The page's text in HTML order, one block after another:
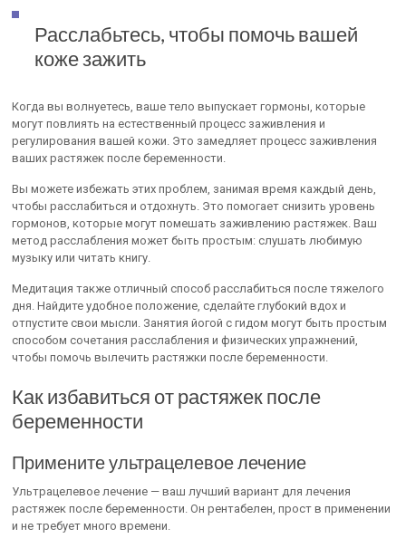
Расслабьтесь, чтобы помочь вашей
коже зажить
Когда вы волнуетесь, ваше тело выпускает гормоны, которые
могут повлиять на естественный процесс заживления и
регулирования вашей кожи. Это замедляет процесс заживления
ваших растяжек после беременности.
Вы можете избежать этих проблем, занимая время каждый день,
чтобы расслабиться и отдохнуть. Это помогает снизить уровень
гормонов, которые могут помешать заживлению растяжек. Ваш
метод расслабления может быть простым: слушать любимую
музыку или читать книгу.
Медитация также отличный способ расслабиться после тяжелого
дня. Найдите удобное положение, сделайте глубокий вдох и
отпустите свои мысли. Занятия йогой с гидом могут быть простым
способом сочетания расслабления и физических упражнений,
чтобы помочь вылечить растяжки после беременности.
Как избавиться от растяжек после
беременности
Примените ультрацелевое лечение
Ультрацелевое лечение — ваш лучший вариант для лечения
растяжек после беременности. Он рентабелен, прост в применении
и не требует много времени.